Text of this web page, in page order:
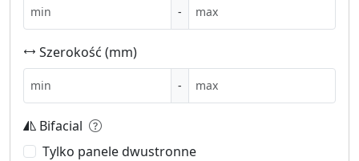
-
Szerokość (mm)
-
Bifacial
Tylko panele dwustronne